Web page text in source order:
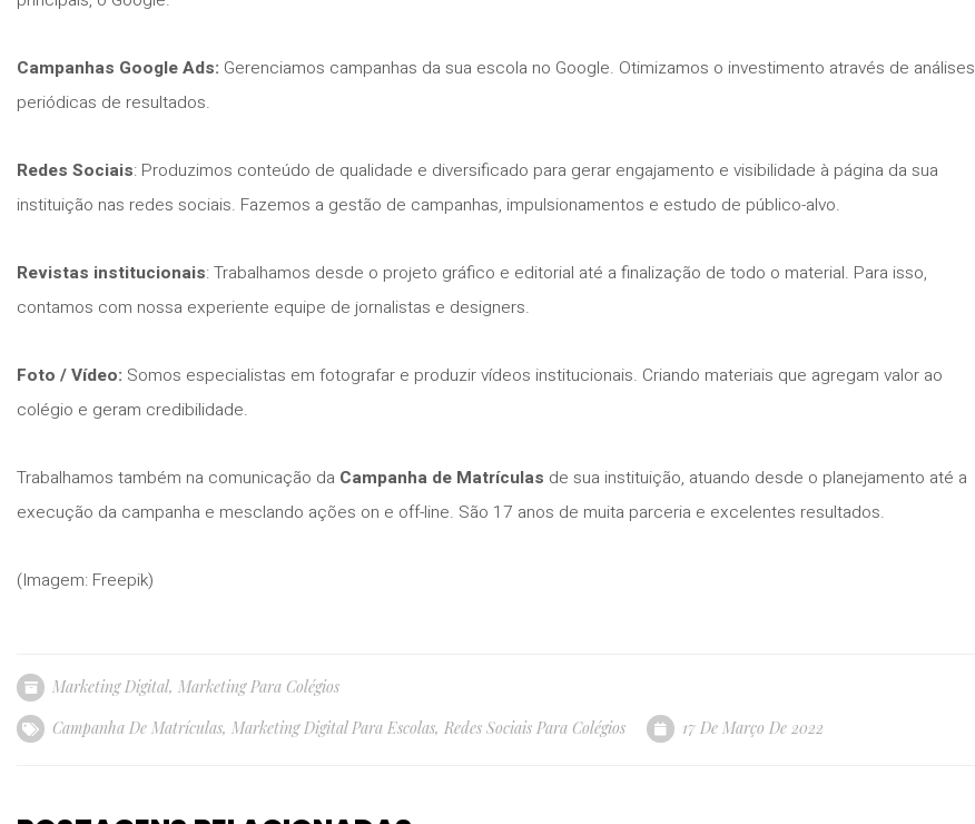
Campanhas Google Ads: Gerenciamos campanhas da sua escola no Google. Otimizamos o investimento através de análises
periódicas de resultados.
Redes Sociais: Produzimos conteúdo de qualidade e diversificado para gerar engajamento e visibilidade à página da sua
instituição nas redes sociais. Fazemos a gestão de campanhas, impulsionamentos e estudo de público-alvo.
Revistas institucionais: Trabalhamos desde o projeto gráfico e editorial até a finalização de todo o material. Para isso,
contamos com nossa experiente equipe de jornalistas e designers.
Foto / Vídeo: Somos especialistas em fotografar e produzir vídeos institucionais. Criando materiais que agregam valor ao
colégio e geram credibilidade.
Trabalhamos também na comunicação da Campanha de Matrículas de sua instituição, atuando desde o planejamento até a
execução da campanha e mesclando ações on e off-line. São 17 anos de muita parceria e excelentes resultados.
(Imagem: Freepik)
Marketing Digital, Marketing Para Colégios
Campanha De Matrículas, Marketing Digital Para Escolas, Redes Sociais Para Colégios 17 De Março De 2022